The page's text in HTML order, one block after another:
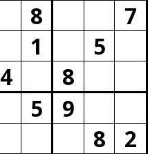
8
7
1
5
4
8
5
9
8
2